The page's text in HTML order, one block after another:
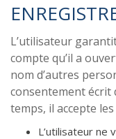
L’utilisateur
compte qu’il a
nom d’autres
consentement écrit
temps, il accepte
L’utilisateur ne